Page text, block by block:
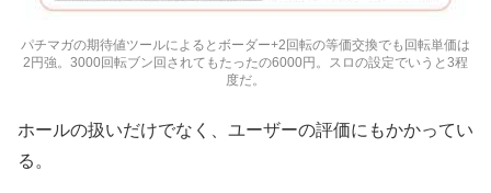
パチマガの期待値ツールによるとボーダー+2回転の等価交換でも回転単価は
2円強。3000回転ブン回されてもたったの6000円。スロの設定でいうと3程
度だ。
ホールの扱いだけでなく、ユーザーの評価にもかかってい
る。